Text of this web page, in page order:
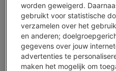
ALTERNATIEF
Ontdek al
meubel uit4
Bekijk alle
worden geweigerd.
gebruikt voor statistische
verzamelen over het
en anderen;
gegevens over jouw
advertenties te
maken het mogelijk om